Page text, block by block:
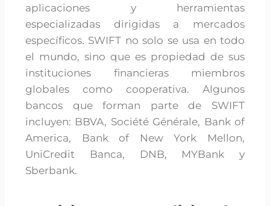
aplicaciones y herramientas
especializadas dirigidas a mercados
específicos. SWIFT no solo se usa en todo
el mundo, sino que es propiedad de sus
instituciones financieras miembros
globales como cooperativa. Algunos
bancos que forman parte de SWIFT
incluyen: BBVA, Société Générale, Bank of
America, Bank of New York Mellon,
UniCredit Banca, DNB, MYBank y
Sberbank.